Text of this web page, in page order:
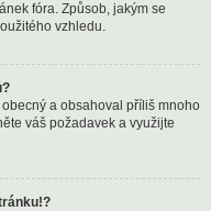
fóra. Způsob, jakým se
vzhledu.
a obsahoval příliš mnoho
váš požadavek a využijte